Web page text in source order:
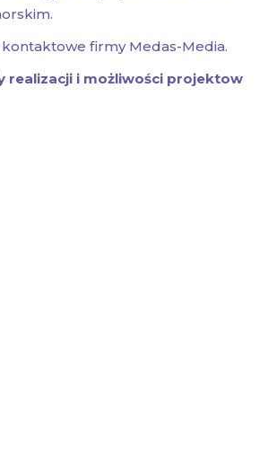
firmy Medas-Media.
realizacji i możliwości projektow